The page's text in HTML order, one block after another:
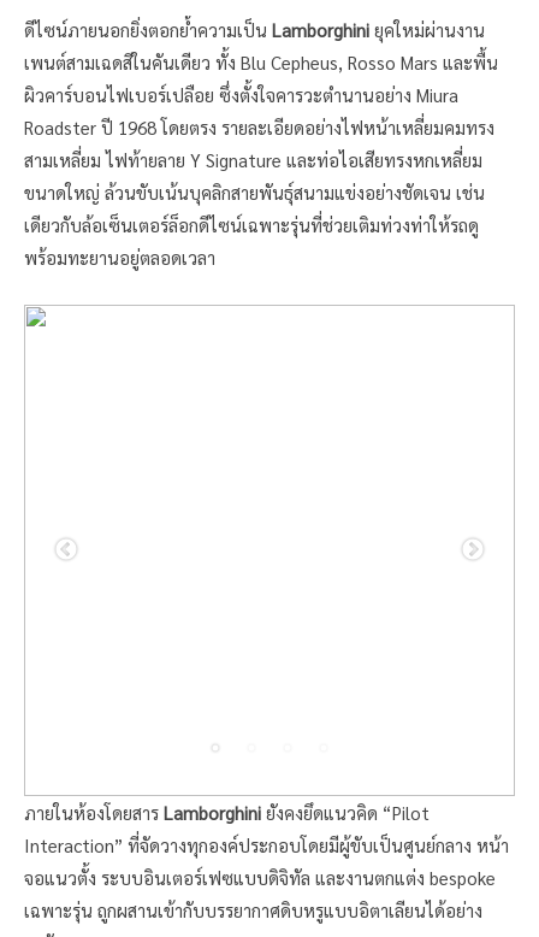
ดีไซน์ภายนอกยิ่งตอกย้ำความเป็น Lamborghini ยุคใหม่ผ่านงาน
เพนต์สามเฉดสีในคันเดียว ทั้ง Blu Cepheus, Rosso Mars และพื้น
ผิวคาร์บอนไฟเบอร์เปลือย ซึ่งตั้งใจคารวะตำนานอย่าง Miura
Roadster ปี 1968 โดยตรง รายละเอียดอย่างไฟหน้าเหลี่ยมคมทรง
สามเหลี่ยม ไฟท้ายลาย Y Signature และท่อไอเสียทรงหกเหลี่ยม
ขนาดใหญ่ ล้วนขับเน้นบุคลิกสายพันธุ์สนามแข่งอย่างชัดเจน เช่น
เดียวกับล้อเซ็นเตอร์ล็อกดีไซน์เฉพาะรุ่นที่ช่วยเติมท่วงท่าให้รถดู
พร้อมทะยานอยู่ตลอดเวลา
ภายในห้องโดยสาร Lamborghini ยังคงยึดแนวคิด “Pilot
Interaction” ที่จัดวางทุกองค์ประกอบโดยมีผู้ขับเป็นศูนย์กลาง หน้า
จอแนวตั้ง ระบบอินเตอร์เฟซแบบดิจิทัล และงานตกแต่ง bespoke
เฉพาะรุ่น ถูกผสานเข้ากับบรรยากาศดิบหรูแบบอิตาเลียนได้อย่าง